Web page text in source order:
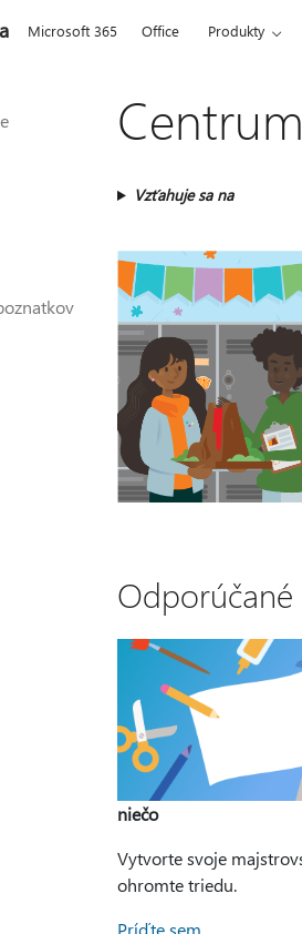
Microsoft 365 Office Produkty
Vzťahuje sa na
Odporúčané
niečo
Vytvorte svoje
ohromte triedu.
Príďte sem